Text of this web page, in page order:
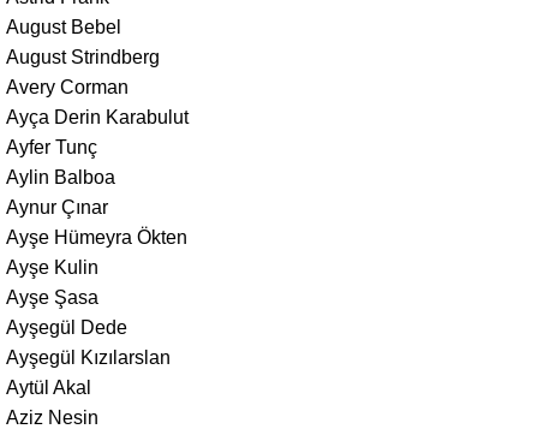
August Bebel
August Strindberg
Avery Corman
Ayça Derin Karabulut
Ayfer Tunç
Aylin Balboa
Aynur Çınar
Ayşe Hümeyra Ökten
Ayşe Kulin
Ayşe Şasa
Ayşegül Dede
Ayşegül Kızılarslan
Aytül Akal
Aziz Nesin